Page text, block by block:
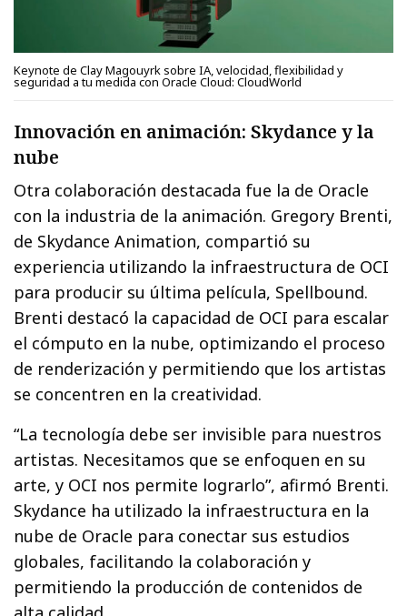
Keynote de Clay Magouyrk sobre IA, velocidad, flexibilidad y
seguridad a tu medida con Oracle Cloud: CloudWorld
Innovación en animación: Skydance y la
nube
Otra colaboración destacada fue la de Oracle
con la industria de la animación. Gregory Brenti,
de Skydance Animation, compartió su
experiencia utilizando la infraestructura de OCI
para producir su última película, Spellbound.
Brenti destacó la capacidad de OCI para escalar
el cómputo en la nube, optimizando el proceso
de renderización y permitiendo que los artistas
se concentren en la creatividad.
“La tecnología debe ser invisible para nuestros
artistas. Necesitamos que se enfoquen en su
arte, y OCI nos permite lograrlo”, afirmó Brenti.
Skydance ha utilizado la infraestructura en la
nube de Oracle para conectar sus estudios
globales, facilitando la colaboración y
permitiendo la producción de contenidos de